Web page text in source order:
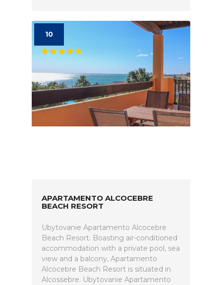
10
APARTAMENTO ALCOCEBRE
BEACH RESORT
Ubytovanie Apartamento Alcocebre
Beach Resort. Boasting air-conditioned
accommodation with a private pool, sea
view and a balcony, Apartamento
Alcocebre Beach Resort is situated in
Alcossebre. Ubytovanie Apartamento